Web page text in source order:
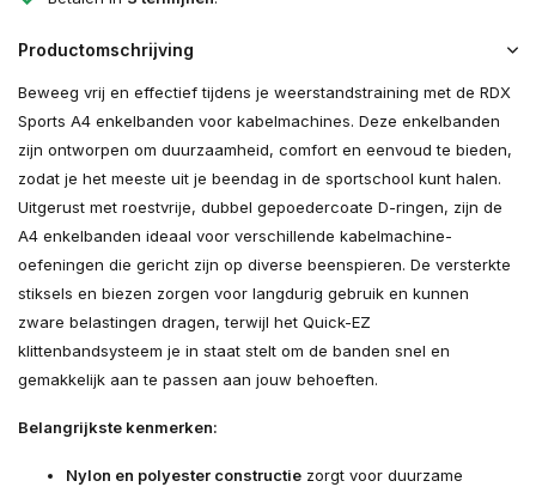
Productomschrijving
Beweeg vrij en effectief tijdens je weerstandstraining met de RDX
Sports A4 enkelbanden voor kabelmachines. Deze enkelbanden
zijn ontworpen om duurzaamheid, comfort en eenvoud te bieden,
zodat je het meeste uit je beendag in de sportschool kunt halen.
Uitgerust met roestvrije, dubbel gepoedercoate D-ringen, zijn de
A4 enkelbanden ideaal voor verschillende kabelmachine-
oefeningen die gericht zijn op diverse beenspieren. De versterkte
stiksels en biezen zorgen voor langdurig gebruik en kunnen
zware belastingen dragen, terwijl het Quick-EZ
klittenbandsysteem je in staat stelt om de banden snel en
gemakkelijk aan te passen aan jouw behoeften.
Belangrijkste kenmerken:
Nylon en polyester constructie zorgt voor duurzame